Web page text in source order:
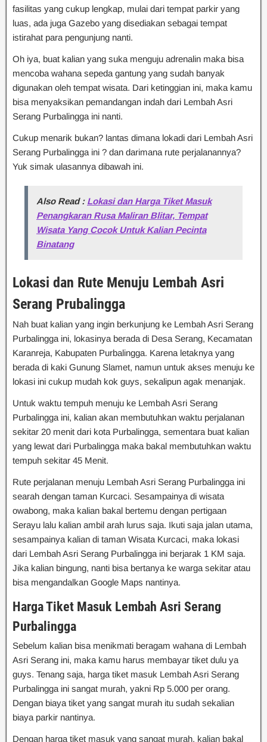
fasilitas yang cukup lengkap, mulai dari tempat parkir yang
luas, ada juga Gazebo yang disediakan sebagai tempat
istirahat para pengunjung nanti.
Oh iya, buat kalian yang suka menguju adrenalin maka bisa
mencoba wahana sepeda gantung yang sudah banyak
digunakan oleh tempat wisata. Dari ketinggian ini, maka kamu
bisa menyaksikan pemandangan indah dari Lembah Asri
Serang Purbalingga ini nanti.
Cukup menarik bukan? lantas dimana lokadi dari Lembah Asri
Serang Purbalingga ini ? dan darimana rute perjalanannya?
Yuk simak ulasannya dibawah ini.
Also Read : Lokasi dan Harga Tiket Masuk
Penangkaran Rusa Maliran Blitar, Tempat
Wisata Yang Cocok Untuk Kalian Pecinta
Binatang
Lokasi dan Rute Menuju Lembah Asri
Serang Prubalingga
Nah buat kalian yang ingin berkunjung ke Lembah Asri Serang
Purbalingga ini, lokasinya berada di Desa Serang, Kecamatan
Karanreja, Kabupaten Purbalingga. Karena letaknya yang
berada di kaki Gunung Slamet, namun untuk akses menuju ke
lokasi ini cukup mudah kok guys, sekalipun agak menanjak.
Untuk waktu tempuh menuju ke Lembah Asri Serang
Purbalingga ini, kalian akan membutuhkan waktu perjalanan
sekitar 20 menit dari kota Purbalingga, sementara buat kalian
yang lewat dari Purbalingga maka bakal membutuhkan waktu
tempuh sekitar 45 Menit.
Rute perjalanan menuju Lembah Asri Serang Purbalingga ini
searah dengan taman Kurcaci. Sesampainya di wisata
owabong, maka kalian bakal bertemu dengan pertigaan
Serayu lalu kalian ambil arah lurus saja. Ikuti saja jalan utama,
sesampainya kalian di taman Wisata Kurcaci, maka lokasi
dari Lembah Asri Serang Purbalingga ini berjarak 1 KM saja.
Jika kalian bingung, nanti bisa bertanya ke warga sekitar atau
bisa mengandalkan Google Maps nantinya.
Harga Tiket Masuk Lembah Asri Serang
Purbalingga
Sebelum kalian bisa menikmati beragam wahana di Lembah
Asri Serang ini, maka kamu harus membayar tiket dulu ya
guys. Tenang saja, harga tiket masuk Lembah Asri Serang
Purbalingga ini sangat murah, yakni Rp 5.000 per orang.
Dengan biaya tiket yang sangat murah itu sudah sekalian
biaya parkir nantinya.
Dengan harga tiket masuk yang sangat murah, kalian bakal